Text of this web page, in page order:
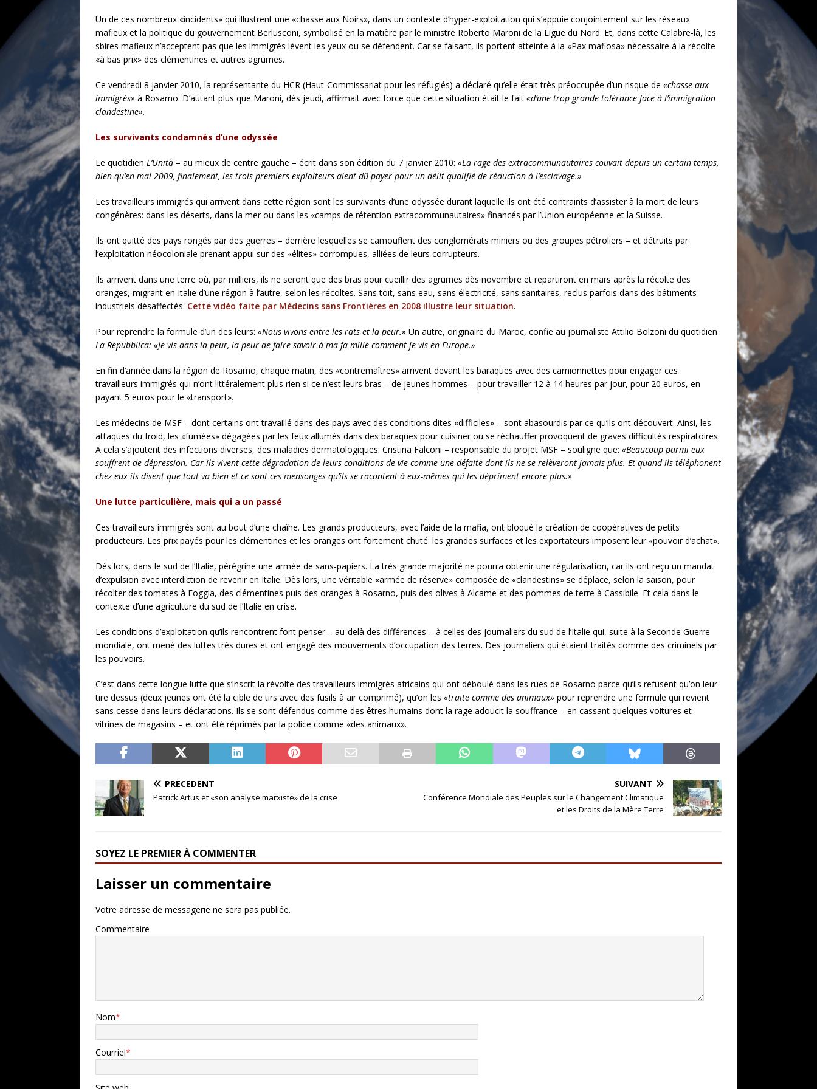
Un de ces nombreux «incidents» qui illustrent une «chasse aux Noirs», dans un contexte d’hyper-exploitation qui s’appuie conjointement sur les réseaux
mafieux et la politique du gouvernement Berlusconi, symbolisé en la matière par le ministre Roberto Maroni de la Ligue du Nord. Et, dans cette Calabre-là, les
sbires mafieux n’acceptent pas que les immigrés lèvent les yeux ou se défendent. Car se faisant, ils portent atteinte à la «Pax mafiosa» nécessaire à la récolte
«à bas prix» des clémentines et autres agrumes.
Ce vendredi 8 janvier 2010, la représentante du HCR (Haut-Commissariat pour les réfugiés) a déclaré qu’elle était très préoccupée d’un risque de «chasse aux
immigrés» à Rosarno. D’autant plus que Maroni, dès jeudi, affirmait avec force que cette situation était le fait «d’une trop grande tolérance face à l’immigration
clandestine».
Les survivants condamnés d’une odyssée
Le quotidien L’Unità – au mieux de centre gauche – écrit dans son édition du 7 janvier 2010: «La rage des extracommunautaires couvait depuis un certain temps,
bien qu’en mai 2009, finalement, les trois premiers exploiteurs aient dû payer pour un délit qualifié de réduction à l’esclavage.»
Les travailleurs immigrés qui arrivent dans cette région sont les survivants d’une odyssée durant laquelle ils ont été contraints d’assister à la mort de leurs
congénères: dans les déserts, dans la mer ou dans les «camps de rétention extracommunautaires» financés par l’Union européenne et la Suisse.
Ils ont quitté des pays rongés par des guerres – derrière lesquelles se camouflent des conglomérats miniers ou des groupes pétroliers – et détruits par
l’exploitation néocoloniale prenant appui sur des «élites» corrompues, alliées de leurs corrupteurs.
Ils arrivent dans une terre où, par milliers, ils ne seront que des bras pour cueillir des agrumes dès novembre et repartiront en mars après la récolte des
oranges, migrant en Italie d’une région à l’autre, selon les récoltes. Sans toit, sans eau, sans électricité, sans sanitaires, reclus parfois dans des bâtiments
industriels désaffectés. Cette vidéo faite par Médecins sans Frontières en 2008 illustre leur situation.
Pour reprendre la formule d’un des leurs: «Nous vivons entre les rats et la peur.» Un autre, originaire du Maroc, confie au journaliste Attilio Bolzoni du quotidien
La Repubblica: «Je vis dans la peur, la peur de faire savoir à ma fa mille comment je vis en Europe.»
En fin d’année dans la région de Rosarno, chaque matin, des «contremaîtres» arrivent devant les baraques avec des camionnettes pour engager ces
travailleurs immigrés qui n’ont littéralement plus rien si ce n’est leurs bras – de jeunes hommes – pour travailler 12 à 14 heures par jour, pour 20 euros, en
payant 5 euros pour le «transport».
Les médecins de MSF – dont certains ont travaillé dans des pays avec des conditions dites «difficiles» – sont abasourdis par ce qu’ils ont découvert. Ainsi, les
attaques du froid, les «fumées» dégagées par les feux allumés dans des baraques pour cuisiner ou se réchauffer provoquent de graves difficultés respiratoires.
A cela s’ajoutent des infections diverses, des maladies dermatologiques. Cristina Falconi – responsable du projet MSF – souligne que: «Beaucoup parmi eux
souffrent de dépression. Car ils vivent cette dégradation de leurs conditions de vie comme une défaite dont ils ne se relèveront jamais plus. Et quand ils téléphonent
chez eux ils disent que tout va bien et ce sont ces mensonges qu’ils se racontent à eux-mêmes qui les dépriment encore plus.»
Une lutte particulière, mais qui a un passé
Ces travailleurs immigrés sont au bout d’une chaîne. Les grands producteurs, avec l’aide de la mafia, ont bloqué la création de coopératives de petits
producteurs. Les prix payés pour les clémentines et les oranges ont fortement chuté: les grandes surfaces et les exportateurs imposent leur «pouvoir d’achat».
Dès lors, dans le sud de l’Italie, pérégrine une armée de sans-papiers. La très grande majorité ne pourra obtenir une régularisation, car ils ont reçu un mandat
d’expulsion avec interdiction de revenir en Italie. Dès lors, une véritable «armée de réserve» composée de «clandestins» se déplace, selon la saison, pour
récolter des tomates à Foggia, des clémentines puis des oranges à Rosarno, puis des olives à Alcame et des pommes de terre à Cassibile. Et cela dans le
contexte d’une agriculture du sud de l’Italie en crise.
Les conditions d’exploitation qu’ils rencontrent font penser – au-delà des différences – à celles des journaliers du sud de l’Italie qui, suite à la Seconde Guerre
mondiale, ont mené des luttes très dures et ont engagé des mouvements d’occupation des terres. Des journaliers qui étaient traités comme des criminels par
les pouvoirs.
C’est dans cette longue lutte que s’inscrit la révolte des travailleurs immigrés africains qui ont déboulé dans les rues de Rosarno parce qu’ils refusent qu’on leur
tire dessus (deux jeunes ont été la cible de tirs avec des fusils à air comprimé), qu’on les «traite comme des animaux» pour reprendre une formule qui revient
sans cesse dans leurs déclarations. Ils se sont défendus comme des êtres humains dont la rage adoucit la souffrance – en cassant quelques voitures et
vitrines de magasins – et ont été réprimés par la police comme «des animaux».
PRÉCÉDENT
Patrick Artus et «son analyse marxiste» de la crise
SUIVANT
Conférence Mondiale des Peuples sur le Changement Climatique
et les Droits de la Mère Terre
SOYEZ LE PREMIER À COMMENTER
Laisser un commentaire
Votre adresse de messagerie ne sera pas publiée.
Commentaire
Nom*
Courriel*